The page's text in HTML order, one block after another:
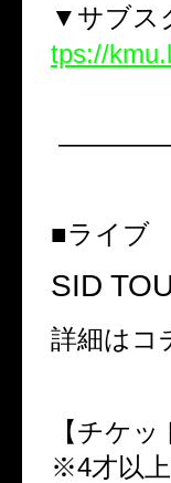
▼ サブス
tps://
■ライブ
SID
詳細は
【チケ
※4才以